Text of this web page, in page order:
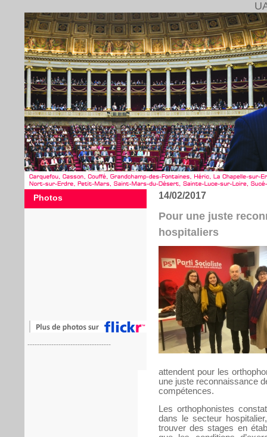
Photos
-----------------------------------
14/02/2017
Pour une juste
hospitaliers
attendent pour les
une juste reconnaissance
compétences.
Les orthophonistes
dans le secteur
trouver des stages en